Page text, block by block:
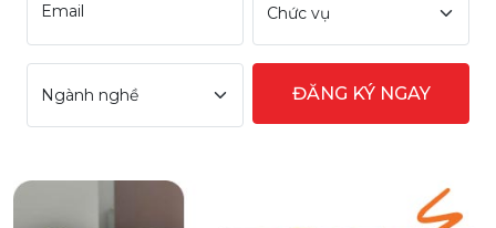
Email